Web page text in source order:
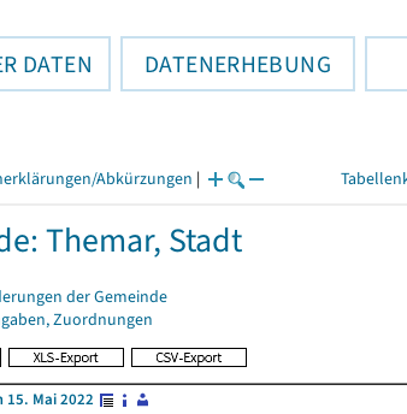
DATEN DATENERHEBUNG
Abkürzungen |
Themar, Stadt
der Gemeinde
Zuordnungen
15. Mai 2022